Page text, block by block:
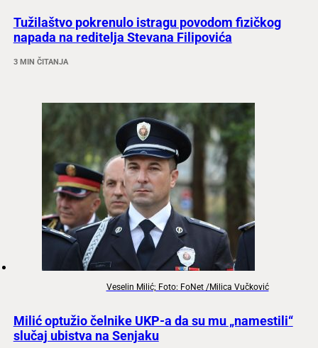
Tužilaštvo pokrenulo istragu povodom fizičkog
napada na reditelja Stevana Filipovića
3 MIN ČITANJA
Veselin Milić; Foto: FoNet /Milica Vučković
Milić optužio čelnike UKP-a da su mu „namestili“
slučaj ubistva na Senjaku